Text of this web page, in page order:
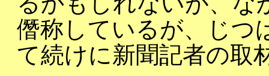
僭称しているが、じつ
て続けに新聞記者の取